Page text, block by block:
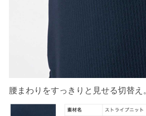
腰まわりをすっきりと見せる切替え。